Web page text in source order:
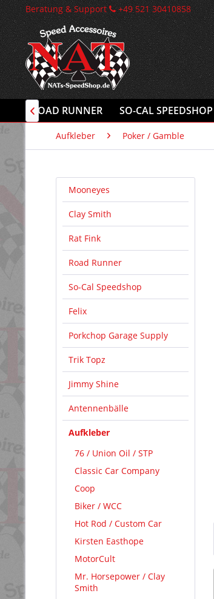
Beratung & Support +49 521 30410858
ROAD RUNNER SO-CAL SPEEDSHOP

Aufkleber Poker / Gamble
Mooneyes
Clay Smith
Rat Fink
Road Runner
So-Cal Speedshop
Felix
Porkchop Garage Supply
Trik Topz
Jimmy Shine
Antennenbälle
Aufkleber
76 / Union Oil / STP
Classic Car Company
Coop
Biker / WCC
Hot Rod / Custom Car
Kirsten Easthope
MotorCult
Mr. Horsepower / Clay
Smith